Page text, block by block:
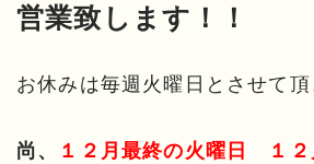
営業致します！！
お休みは毎週火曜日とさせて頂
尚、
１２月最終の火曜日 １２